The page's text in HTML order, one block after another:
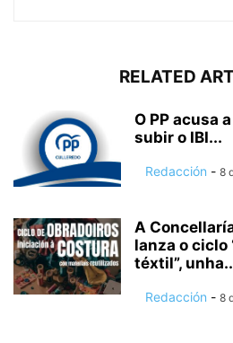
RELATED
O PP acusa
subir o IBI...
Redacción - 8
A
lanza o ciclo
téxtil”,
Redacción - 8